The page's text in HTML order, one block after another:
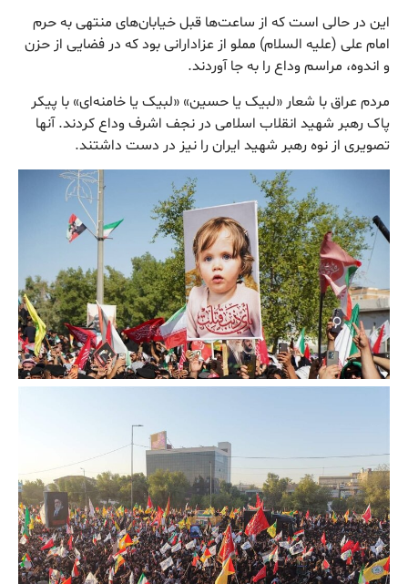
این در حالی است که از ساعت‌ها قبل خیابان‌های منتهی به حرم
امام علی (علیه السلام) مملو از عزادارانی بود که در فضایی از حزن
و اندوه، مراسم وداع را به جا آوردند.
مردم عراق با شعار «لبیک یا حسین» «لبیک یا خامنه‌ای» با پیکر
پاک رهبر شهید انقلاب اسلامی در نجف اشرف وداع کردند. آنها
تصویری از نوه رهبر شهید ایران را نیز در دست داشتند.